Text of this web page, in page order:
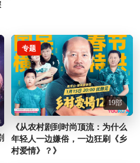
专题
19部
《从农村剧到时尚顶流：为什么
年轻人一边嫌俗，一边狂刷《乡
村爱情》？》